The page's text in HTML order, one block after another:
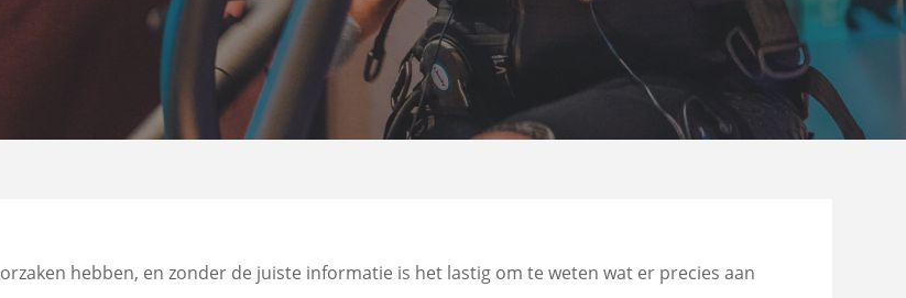
hebben, en zonder de juiste informatie is het lastig om te weten wat er precies aan